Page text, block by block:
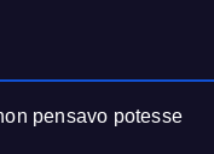
pensavo potesse